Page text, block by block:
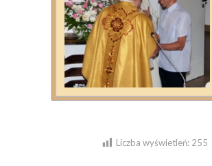
Liczba wyświetleń: 255